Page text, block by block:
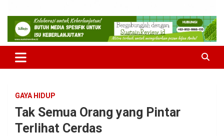
MulaMula
Medianya para Gen Z
GAYA HIDUP
Tak Semua Orang yang Pintar
Terlihat Cerdas